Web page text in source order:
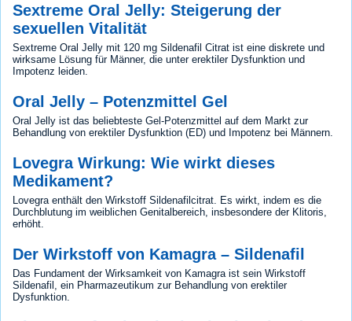
Sextreme Oral Jelly: Steigerung der
sexuellen Vitalität
Sextreme Oral Jelly mit 120 mg Sildenafil Citrat ist eine diskrete und
wirksame Lösung für Männer, die unter erektiler Dysfunktion und
Impotenz leiden.
Oral Jelly – Potenzmittel Gel
Oral Jelly ist das beliebteste Gel-Potenzmittel auf dem Markt zur
Behandlung von erektiler Dysfunktion (ED) und Impotenz bei Männern.
Lovegra Wirkung: Wie wirkt dieses
Medikament?
Lovegra enthält den Wirkstoff Sildenafilcitrat. Es wirkt, indem es die
Durchblutung im weiblichen Genitalbereich, insbesondere der Klitoris,
erhöht.
Der Wirkstoff von Kamagra – Sildenafil
Das Fundament der Wirksamkeit von Kamagra ist sein Wirkstoff
Sildenafil, ein Pharmazeutikum zur Behandlung von erektiler
Dysfunktion.